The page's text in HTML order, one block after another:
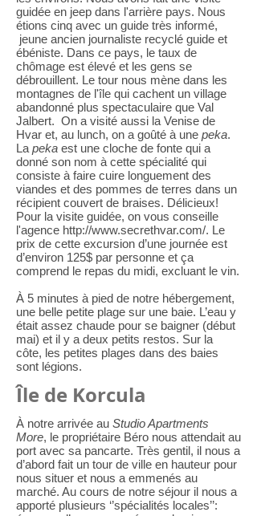
guidée en jeep dans l'arrière pays. Nous
étions cinq avec un guide très informé,
jeune ancien journaliste recyclé guide et
ébéniste. Dans ce pays, le taux de
chômage est élevé et les gens se
débrouillent. Le tour nous mène dans les
montagnes de l'île qui cachent un village
abandonné plus spectaculaire que Val
Jalbert. On a visité aussi la Venise de
Hvar et, au lunch, on a goûté à une peka.
La peka est une cloche de fonte qui a
donné son nom à cette spécialité qui
consiste à faire cuire longuement des
viandes et des pommes de terres dans un
récipient couvert de braises. Délicieux!
Pour la visite guidée, on vous conseille
l'agence http://www.secrethvar.com/. Le
prix de cette excursion d’une journée est
d’environ 125$ par personne et ça
comprend le repas du midi, excluant le vin.
À 5 minutes à pied de notre hébergement,
une belle petite plage sur une baie. L’eau y
était assez chaude pour se baigner (début
mai) et il y a deux petits restos. Sur la
côte, les petites plages dans des baies
sont légions.
Île de Korcula
À notre arrivée au Studio Apartments
More, le propriétaire Béro nous attendait au
port avec sa pancarte. Très gentil, il nous a
d’abord fait un tour de ville en hauteur pour
nous situer et nous a emmenés au
marché. Au cours de notre séjour il nous a
apporté plusieurs ‘’spécialités locales’’: